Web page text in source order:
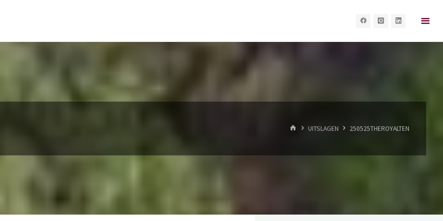
HOMEUITSLAGEN 250525THEROYALTEN